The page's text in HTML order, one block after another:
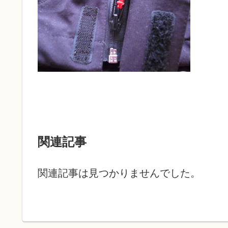
関連記事
関連記事は見つかりませんでした。